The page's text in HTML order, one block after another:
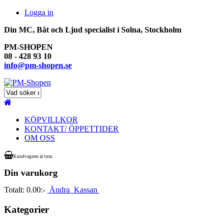
Logga in
Din MC, Båt och Ljud specialist i Solna, Stockholm
PM-SHOPEN
08 - 428 93 10
info@pm-shopen.se
KÖPVILLKOR
KONTAKT/ ÖPPETTIDER
OM OSS
Kundvagnen är tom.
Din varukorg
Totalt: 0.00:- Ändra Kassan
Kategorier